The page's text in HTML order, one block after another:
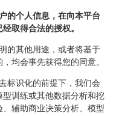
的个人信息，在向本平台
取得合法的授权。
的其他用途，或者将基于
均会事先获得您的同意。
标识化的前提下，我们会
训练或其他数据分析和挖
辅助商业决策分析、模型